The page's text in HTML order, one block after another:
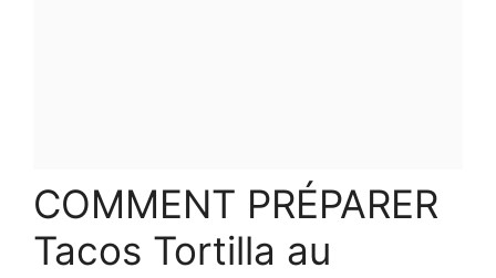
COMMENT PRÉPARER
Tacos Tortilla au